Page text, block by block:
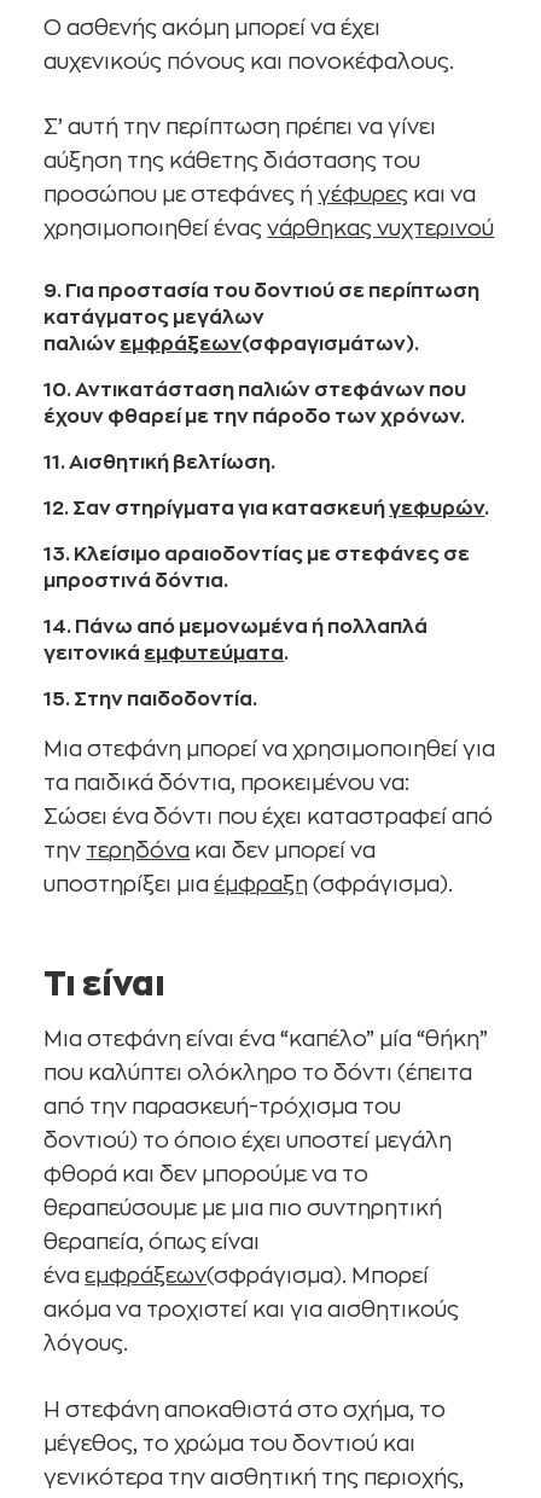
Ο ασθενής ακόμη μπορεί να έχει
αυχενικούς πόνους και πονοκέφαλους.
Σ’ αυτή την περίπτωση πρέπει να γίνει
αύξηση της κάθετης διάστασης του
προσώπου με στεφάνες ήγέφυρες και να
χρησιμοποιηθεί έναςνάρθηκας νυχτερινού
9. Για προστασία του δοντιού σε περίπτωση
κατάγματος μεγάλων
παλιών εμφράξεων(σφραγισμάτων).
10. Αντικατάσταση παλιών στεφάνων που
έχουν φθαρεί με την πάροδο των χρόνων.
11. Αισθητική βελτίωση.
12. Σαν στηρίγματα για κατασκευήγεφυρών.
13. Κλείσιμο αραιοδοντίας με στεφάνες σε
μπροστινά δόντια.
14. Πάνω από μεμονωμένα ή πολλαπλά
γειτονικά εμφυτεύματα.
15. Στην παιδοδοντία.
Μια στεφάνη μπορεί να χρησιμοποιηθεί για
τα παιδικά δόντια, προκειμένου να:
Σώσει ένα δόντι που έχει καταστραφεί από
την τερηδόνα και δεν μπορεί να
υποστηρίξει μιαέμφραξη (σφράγισμα).
Τι είναι
Μια στεφάνη είναι ένα “καπέλο” μία “θήκη”
που καλύπτει ολόκληρο το δόντι (έπειτα
από την παρασκευή-τρόχισμα του
δοντιού) το όποιο έχει υποστεί μεγάλη
φθορά και δεν μπορούμε να το
θεραπεύσουμε με μια πιο συντηρητική
θεραπεία, όπως είναι
έναεμφράξεων(σφράγισμα). Μπορεί
ακόμα να τροχιστεί και για αισθητικούς
λόγους.
Η στεφάνη αποκαθιστά στο σχήμα, το
μέγεθος, το χρώμα του δοντιού και
γενικότερα την αισθητική της περιοχής,